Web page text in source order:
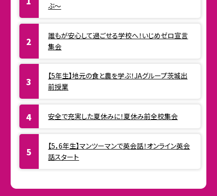
ぶ〜
誰もが安心して過ごせる学校へ！いじめゼロ宣言
集会
【5年生】地元の食と農を学ぶ！JAグループ茨城出
前授業
安全で充実した夏休みに！夏休み前全校集会
【5，6年生】マンツーマンで英会話！オンライン英会
話スタート